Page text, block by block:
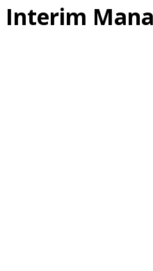
Interim